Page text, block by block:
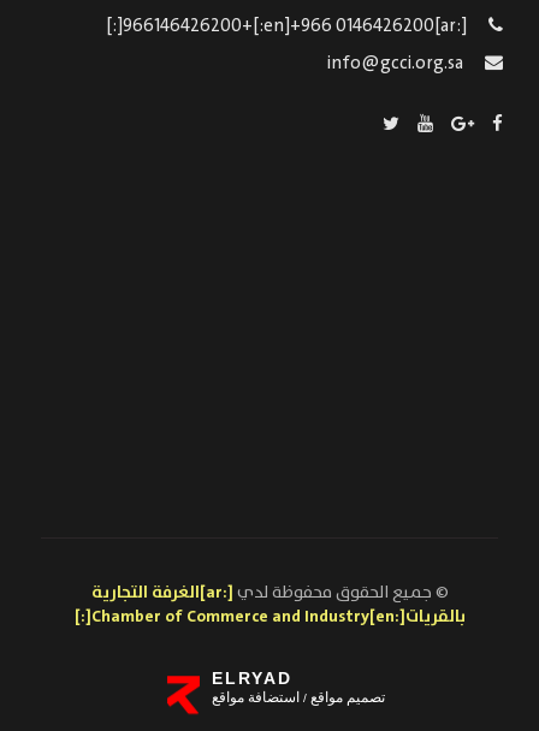
[:ar]966146426200+[:en]+966 0146426200[:]
© جميع الحقوق محفوظة لدي
[:ar]الغرفة التجارية
بالقريات[:en]Chamber of Commerce and Industry[:]
ELRYAD
تصميم مواقع/ استضافة مواقع